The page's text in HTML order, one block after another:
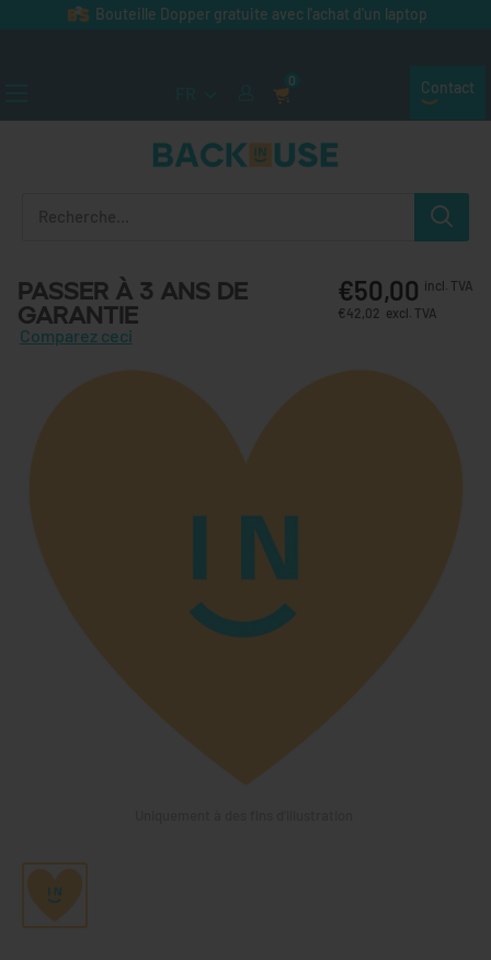
Passer au contenuBouteille Dopper gratuite avec l'achat d'un laptop
Back in Use
0 Contact
Passer à 3 ans de
garantie
€50,00 incl. TVA
€42,02 excl. TVA
Comparez ceci